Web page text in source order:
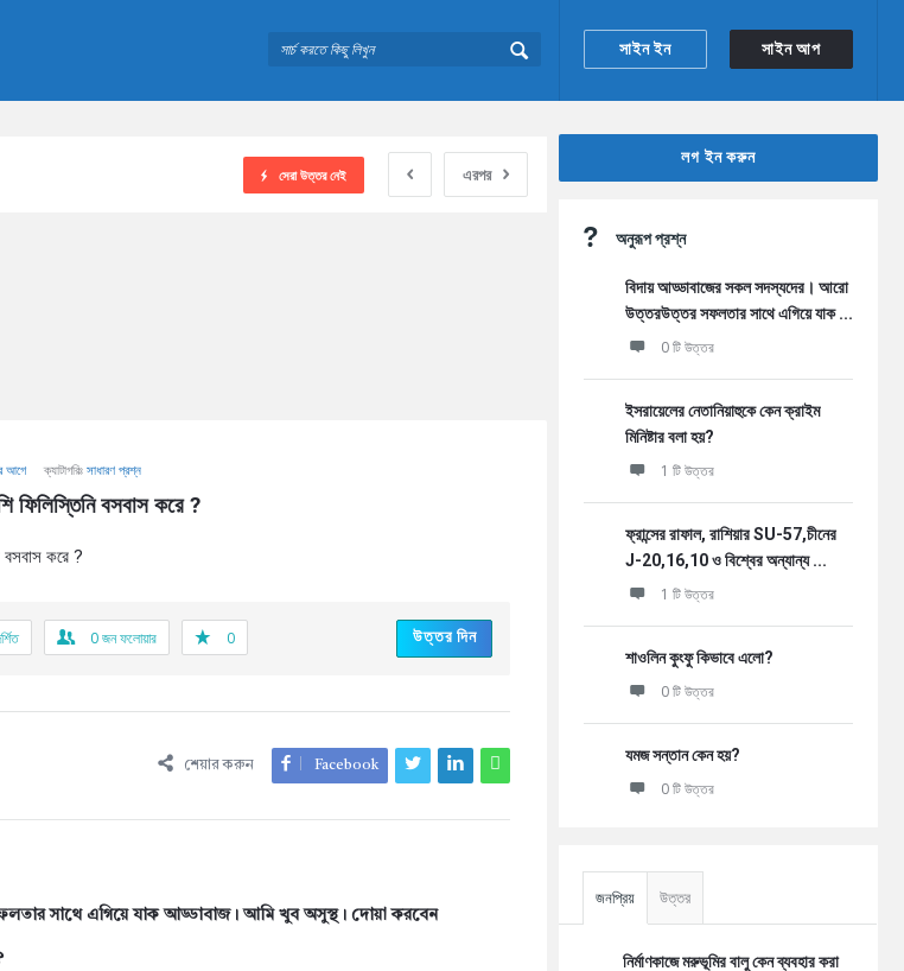
সাইন ইন সাইন আপ
এরপর
সেরা উত্তর নেই
আগে ক্যাটাগরিঃ সাধারণ প্রশ্ন
ফিলিস্তিনি বসবাস করে ?
বসবাস করে ?
0জন ফলোয়ার 0 উত্তর দিন
শেয়ার করুন Facebook
সাথে এগিয়ে যাক আড্ডাবাজ। আমি খুব অসুস্থ। দোয়া করবেন
লগ ইন করুন
অনুরূপ প্রশ্ন
বিদায় আড্ডাবাজের সকল সদস্যদের। আরো
উত্তরউত্তর সফলতার সাথে এগিয়ে যাক ...
0 টি উত্তর
ইসরায়েলের নেতানিয়াহুকে কেন ক্রাইম
মিনিষ্টার বলা হয়?
1 টি উত্তর
ফ্রান্সের রাফাল, রাশিয়ার SU-57,চীনের
J-20,16,10 ও বিশ্বের অন্যান্য ...
1 টি উত্তর
শাওলিন কুংফু কিভাবে এলো?
0 টি উত্তর
যমজ সন্তান কেন হয়?
0 টি উত্তর
জনপ্রিয় উত্তর
নির্মাণকাজে মরুভূমির বালু কেন ব্যবহার করা